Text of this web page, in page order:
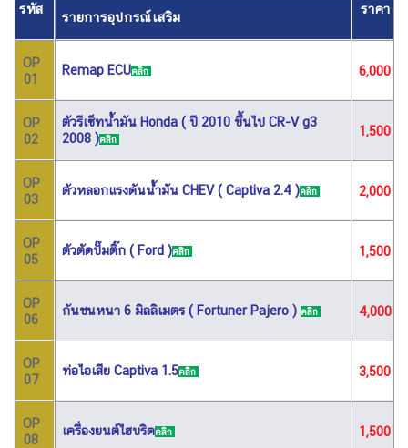
รหัส
รายการอุปกรณ์เสริม
ราคา
OP
01
Remap ECUคลิก 6,000
OP
02
ตัวรีเซ็ทน้ำมัน Honda ( ปี 2010 ขึ้นไป CR-V g3
2008 )คลิก
1,500
OP
03
ตัวหลอกแรงดันน้ำมัน CHEV ( Captiva 2.4 )คลิก 2,000
OP
05
ตัวตัดปั๊มติ๊ก ( Ford )คลิก 1,500
OP
06
กันชนหนา 6 มิลลิเมตร ( Fortuner Pajero )คลิก 4,000
OP
07
ท่อไอเสีย Captiva 1.5คลิก 3,500
OP
08
เครื่องยนต์ไฮบริดคลิก 1,500